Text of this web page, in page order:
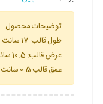
توضیحات محصول
طول قالب: 17 سانت
عرض قالب: 10.5 سانت
عمق قالب 0.5 سانت